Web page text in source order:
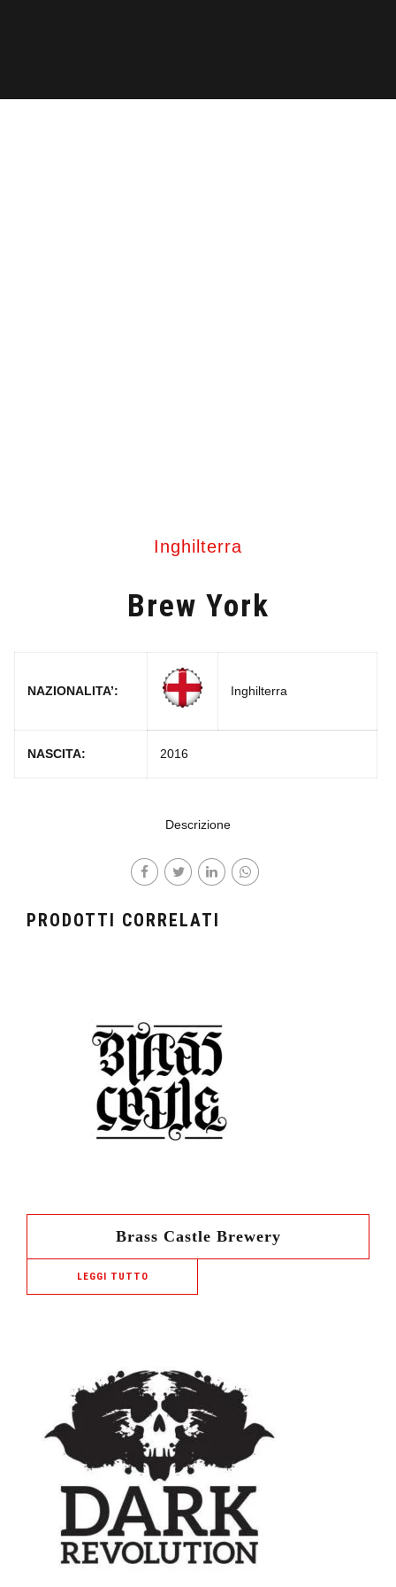
Inghilterra
Brew York
NAZIONALITA’: Inghilterra
NASCITA: 2016
Descrizione
PRODOTTI CORRELATI
Brass Castle Brewery
LEGGI TUTTO